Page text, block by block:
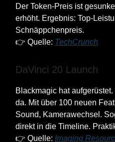
Der Token-Preis ist
erhöht. Ergebnis: Top-
Schnäppchenpreis.
👉 Quelle: TechCrunch
DaVinci 20 Launch
Blackmagic hat
da. Mit über 100 neuen
Sound, Kamerawechsel.
direkt in die Timeline.
👉 Quelle: Imaging